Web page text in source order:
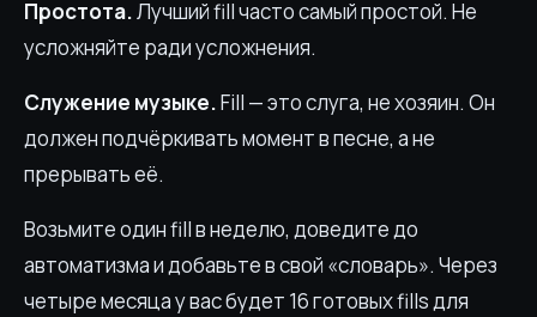
Простота.Лучший fill часто самый простой. Не
усложняйте ради усложнения.
Служение музыке.Fill — это слуга, не хозяин. Он
должен подчёркивать момент в песне, а не
прерывать её.
Возьмите один fill в неделю, доведите до
автоматизма и добавьте в свой «словарь». Через
четыре месяца у вас будет 16 готовых fills для